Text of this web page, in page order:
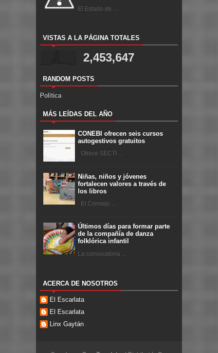
El Estado de ...
VISTAS A LA PÁGINA TOTALES
2,453,647
RANDOM POSTS
Política
MÁS LEÍDAS DEL AÑO
CONEBI ofrecen seis cursos
autogestivos gratuitos
Ofrece SECTI ...
Niñas, niños y jóvenes
fortalecen valores a través de
los libros
El Consejo ...
Últimos días para formar parte
de la compañía de danza
folklórica infantil
La convocatoria ...
ACERCA DE NOSOTROS
El Escarlata
El Escarlata
Linx Gaytán